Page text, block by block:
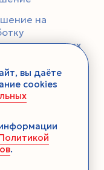
на
данных
вы даёте
cookies
.